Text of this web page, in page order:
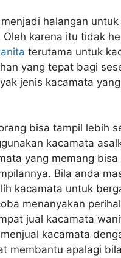
halangan
karena itu tidak
terutama untuk
yang tepat bagi
jenis kacamata
bisa tampil lebih
kacamata
yang memang bisa
Bila anda
kacamata untuk
menanyakan
jual kacamata
kacamata
membantu apalagi